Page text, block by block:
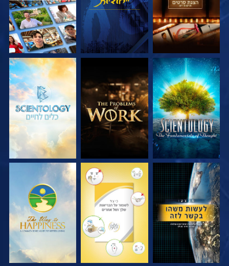
בדוק את הסדרה בדוק את הסדרה בדוק את הסדרה
צפה צפה צפה